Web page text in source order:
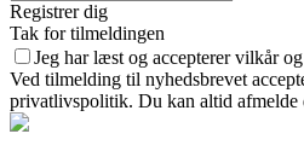
Registrer dig
Tak for tilmeldingen
Jeg har læst og accepterer vilkår
Ved tilmelding til nyhedsbrevet
privatlivspolitik. Du kan altid afmelde